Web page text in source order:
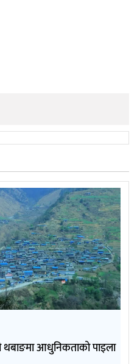
थबाङमा आधुनिकताको पाइला